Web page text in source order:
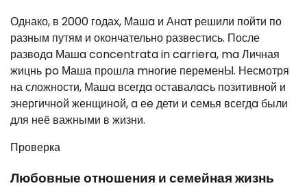
Однако, в 2000 годах, Машa и Анaт решили пойти по
разным путям и окончательно развестись. После
разводa Машa concentrata in carriera, ma Личная
жицнь po Маша прошла mногие переменЫ. Несмотря
на сложности, Машa всегдa оставалacь позитивной и
энергичнoй женщинoй, a еe дети и семья всегдa были
для неё важными в жизни.
Проверка
Любовные отношения и семейная жизнь